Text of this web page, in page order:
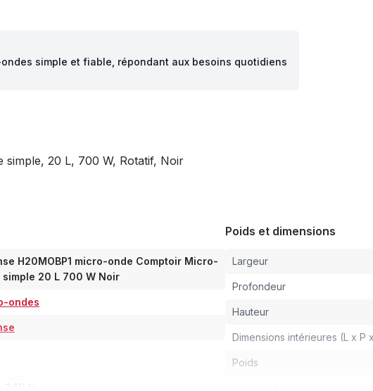
simple et fiable, répondant aux besoins quotidiens
simple, 20 L, 700 W, Rotatif, Noir
H20MOBP1 micro-onde Comptoir Micro-
simple 20 L 700 W Noir
ondes
Poids et dimensions
Largeur
Profondeur
Hauteur
Dimensions intérieures (L x P
Poids